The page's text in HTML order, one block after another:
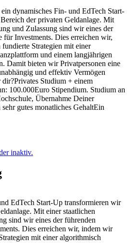
dynamisches Fin- und EdTech Start-
der privaten Geldanlage. Mit
und Zulassung sind wir eines der
Investments. Dies erreichen wir,
Strategien mit einer
und einem langjährigen
Damit bieten wir Privatpersonen eine
und effektiv Vermögen
Studium + einem
100.000Euro Stipendium. Studium an
Übernahme Deiner
gutes monatliches GehaltEin
inaktiv.
EdTech Start-Up transformieren wir
Mit einer staatlichen
sind wir eines der führenden
Dies erreichen wir, indem wir
mit einer algorithmisch